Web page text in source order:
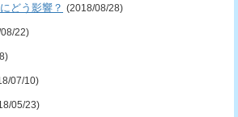
どう影響？ (2018/08/28)
22)
07/10)
05/23)